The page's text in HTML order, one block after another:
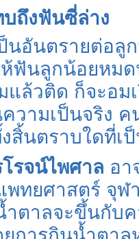
ถึงฟันซี่ล่าง
นอันตรายต่อลู
ฟันลูกน้อยหมด
แล้วติด ก็จะอม
วามเป็นจริง
สิ้นตราบใดที่เ
รจน์ไพศาล อา
ทยศาสตร์ จุฬ
ตาลจะขึ้นกับ